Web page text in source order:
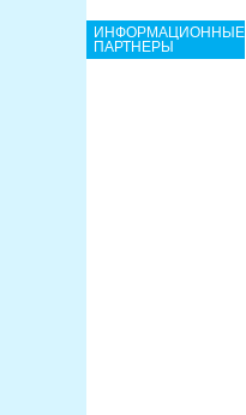
ИНФОРМАЦИОННЫЕ
ПАРТНЕРЫ